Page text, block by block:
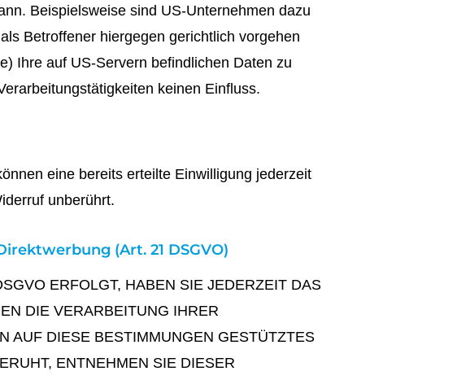
Beispielsweise sind US-Unternehmen dazu
Betroffener hiergegen gerichtlich vorgehen
Ihre auf US-Servern befindlichen Daten zu
keinen Einfluss.
eine bereits erteilte Einwilligung jederzeit
unberührt.
(Art. 21 DSGVO)
ERFOLGT, HABEN SIE JEDERZEIT DAS
DIE VERARBEITUNG IHRER
AUF DIESE BESTIMMUNGEN GESTÜTZTES
ENTNEHMEN SIE DIESER